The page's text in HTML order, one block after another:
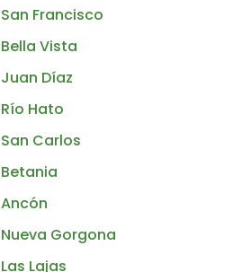
San Francisco
Bella Vista
Juan Díaz
Río Hato
San Carlos
Betania
Ancón
Nueva Gorgona
Las Lajas